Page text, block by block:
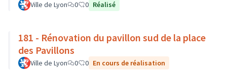
Ville de Lyon 0 0 Réalisé
181 - Rénovation du pavillon sud de la place
des Pavillons
Ville de Lyon 0 0 En cours de réalisation